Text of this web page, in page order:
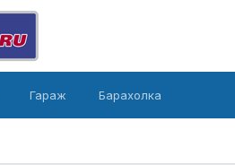
Гараж Барахолка